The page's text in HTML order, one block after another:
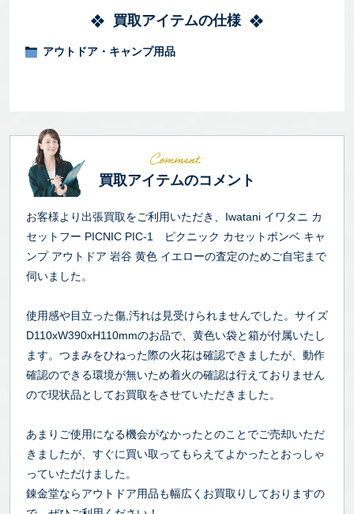
買取アイテムの仕様
アウトドア・キャンプ用品
買取アイテムのコメント
お客様より出張買取をご利用いただき、Iwatani イワタニ カ
セットフー PICNIC PIC-1 ピクニック カセットボンベ キャ
ンプ アウトドア 岩谷 黄色 イエローの査定のためご自宅まで
伺いました。
使用感や目立った傷,汚れは見受けられませんでした。サイズ
D110xW390xH110mmのお品で、黄色い袋と箱が付属いたし
ます。つまみをひねった際の火花は確認できましたが、動作
確認のできる環境が無いため着火の確認は行えておりません
ので現状品としてお買取をさせていただきました。
あまりご使用になる機会がなかったとのことでご売却いただ
きましたが、すぐに買い取ってもらえてよかったとおっしゃ
っていただけました。
錬金堂ならアウトドア用品も幅広くお買取りしておりますの